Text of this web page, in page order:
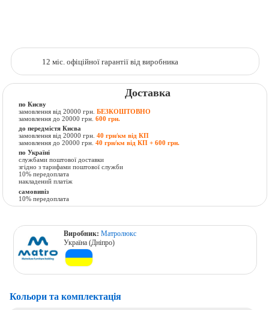
12 міс. офіційної гарантії від виробника
Доставка
по Києву
замовлення від 20000 грн.БЕЗКОШТОВНО
замовлення до 20000 грн.600 грн.
до передмістя Києва
замовлення від 20000 грн.40 грн/км від КП
замовлення до 20000 грн.40 грн/км від КП + 600 грн.
по Україні
службами поштової доставки
згідно з тарифами поштової служби
10% передоплата
накладений платіж
самовивіз
10% передоплата
Виробник:Матролюкс
Україна (Дніпро)
Кольори та комплектація